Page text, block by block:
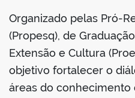
Organizado pelas Pró-
(Propesq), de
Extensão e Cultura
objetivo fortalecer o
áreas do